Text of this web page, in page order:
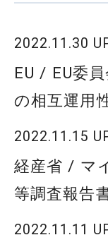
2022.11.30
EU / EU委
の相互運用
2022.11.15
経産省 / マ
等調査報告
2022.11.11